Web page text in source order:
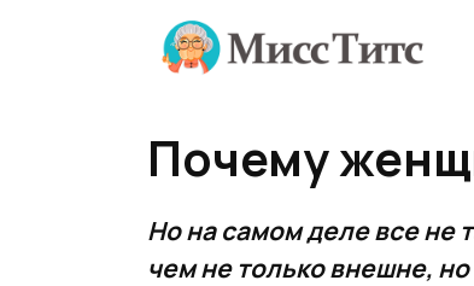
Почему
Но на самом деле все не
чем не только внешне,